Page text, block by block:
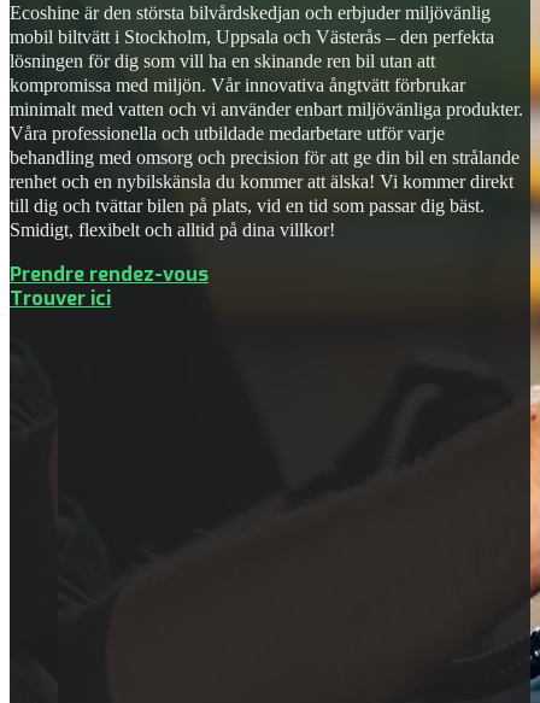
Ecoshine är den största bilvårdskedjan och erbjuder miljövänlig
mobil biltvätt i Stockholm, Uppsala och Västerås – den perfekta
lösningen för dig som vill ha en skinande ren bil utan att
kompromissa med miljön. Vår innovativa ångtvätt förbrukar
minimalt med vatten och vi använder enbart miljövänliga produkter.
Våra professionella och utbildade medarbetare utför varje
behandling med omsorg och precision för att ge din bil en strålande
renhet och en nybilskänsla du kommer att älska! Vi kommer direkt
till dig och tvättar bilen på plats, vid en tid som passar dig bäst.
Smidigt, flexibelt och alltid på dina villkor!
Prendre rendez-vous
Trouver ici